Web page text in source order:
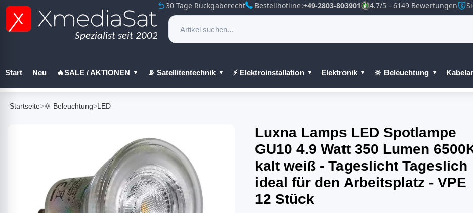
30 Tage Rückgaberecht Bestellhotline:+49-2803-803901 4.7/5 - 6149 Bewertungen
Start Neu 🔥SALE / AKTIONEN 📡 Satellitentechnik ⚡ Elektroinstallation Elektronik 🔆 Beleuchtung
🔧 Werkzeug
Startseite>🔆 Beleuchtung>LED
Luxna Lamps LED Spotlampe
GU10 4.9 Watt 350 Lumen
kalt weiß - Tageslicht Tageslich
ideal für den Arbeitsplatz - VPE
12 Stück